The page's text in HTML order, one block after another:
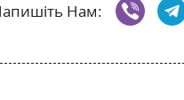
Нам: